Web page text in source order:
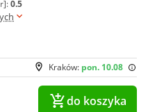
0.5
Kraków: pon. 10.08
do koszyka